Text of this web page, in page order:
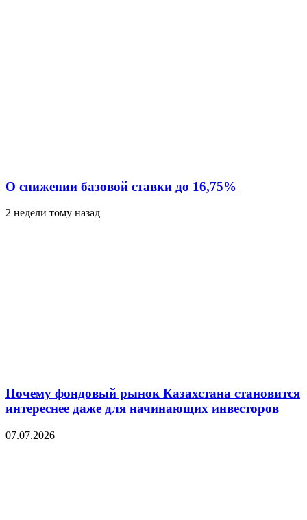
О снижении базовой ставки до 16,75%
2 недели тому назад
Почему фондовый рынок Казахстана становится
интереснее даже для начинающих инвесторов
07.07.2026